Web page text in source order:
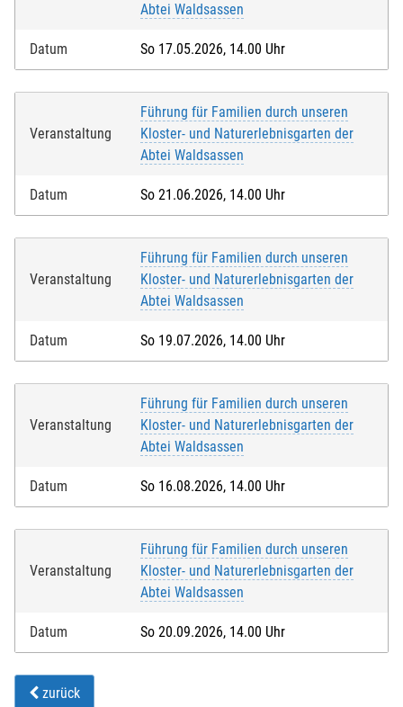
Abtei Waldsassen
Datum So 17.05.2026, 14.00 Uhr
Veranstaltung
Führung für Familien durch unseren
Kloster- und Naturerlebnisgarten der
Abtei Waldsassen
Datum So 21.06.2026, 14.00 Uhr
Veranstaltung
Führung für Familien durch unseren
Kloster- und Naturerlebnisgarten der
Abtei Waldsassen
Datum So 19.07.2026, 14.00 Uhr
Veranstaltung
Führung für Familien durch unseren
Kloster- und Naturerlebnisgarten der
Abtei Waldsassen
Datum So 16.08.2026, 14.00 Uhr
Veranstaltung
Führung für Familien durch unseren
Kloster- und Naturerlebnisgarten der
Abtei Waldsassen
Datum So 20.09.2026, 14.00 Uhr
zurück